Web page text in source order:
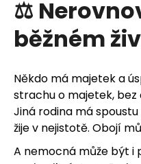
⚖️
běžném
Někdo má majetek a
strachu o majetek, bez
Jiná rodina má
žije v nejistotě. Obojí
A nemocná může být i
a
j
í
t
?